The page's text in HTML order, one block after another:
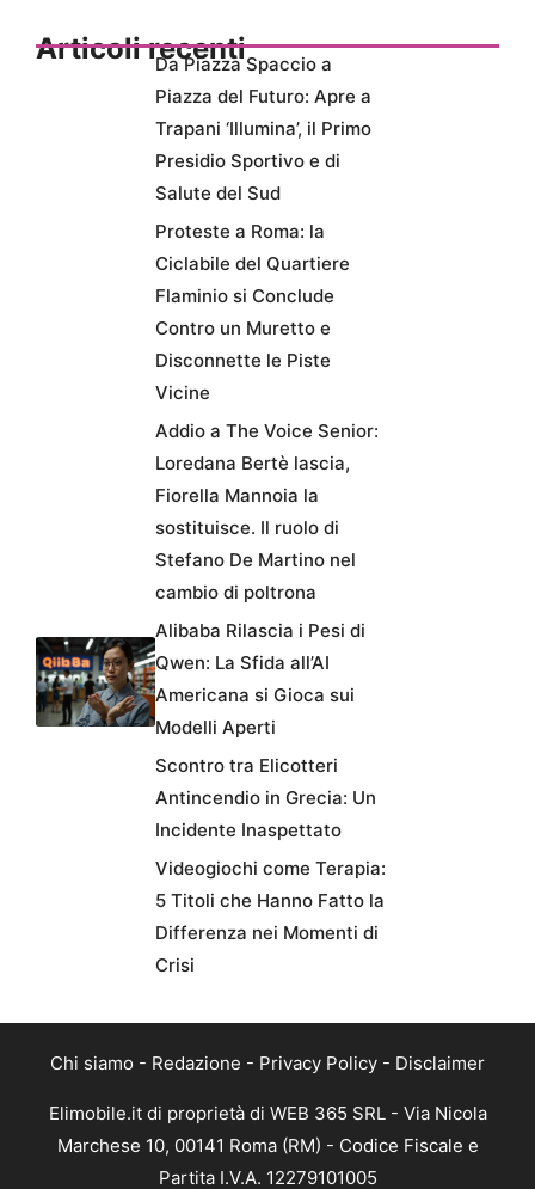
Articoli recentiDa Piazza Spaccio a
Piazza del Futuro: Apre a
Trapani ‘Illumina’, il Primo
Presidio Sportivo e di
Salute del Sud
Proteste a Roma: la
Ciclabile del Quartiere
Flaminio si Conclude
Contro un Muretto e
Disconnette le Piste
Vicine
Addio a The Voice Senior:
Loredana Bertè lascia,
Fiorella Mannoia la
sostituisce. Il ruolo di
Stefano De Martino nel
cambio di poltrona
Alibaba Rilascia i Pesi di
Qwen: La Sfida all’AI
Americana si Gioca sui
Modelli Aperti
Scontro tra Elicotteri
Antincendio in Grecia: Un
Incidente Inaspettato
Videogiochi come Terapia:
5 Titoli che Hanno Fatto la
Differenza nei Momenti di
Crisi
Chi siamo - Redazione - Privacy Policy - Disclaimer
Elimobile.it di proprietà di WEB 365 SRL - Via Nicola
Marchese 10, 00141 Roma (RM) - Codice Fiscale e
Partita I.V.A. 12279101005